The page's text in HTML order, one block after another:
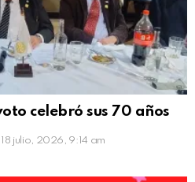
celebró sus 70 años
18 julio, 2026, 9:14 am